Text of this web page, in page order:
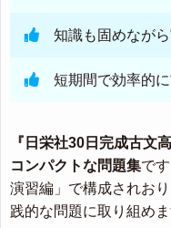
知識も固めなが
短期間で効率的
『日栄社30日完成古文
コンパクトな問題集で
演習編」で構成されお
践的な問題に取り組めま